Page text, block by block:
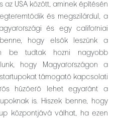
USA között, aminek építésén
és megszilárdul, a
és egy californiai
hogy elsők leszünk a
be tudtak hozni nagyobb
hogy Magyarországon a
támogató kapcsolati
húzóerő lehet egyaránt a
is. Hiszek benne, hogy
központjává válhat, ha ezen